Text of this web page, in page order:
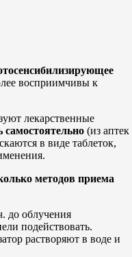
восприимчивы к
лекарственные
самостоятельно (из аптек
в виде таблеток,
методов приема
до облучения
подействовать.
растворяют в воде и